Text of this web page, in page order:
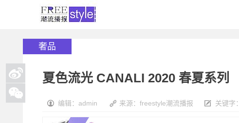
奢品
夏色流光 CANALI 2020 春夏系列
编辑：admin 来源：freestyle潮流播报 关键字：